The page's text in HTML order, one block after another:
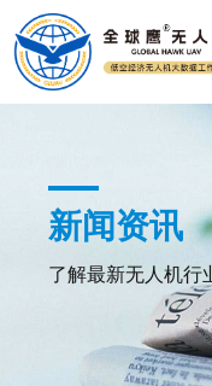
新闻资讯
了解最新无人机行